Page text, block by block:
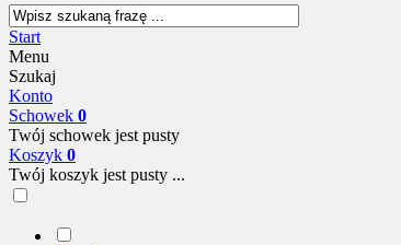
Start
Menu
Szukaj
Konto
Schowek 0
Twój schowek jest pusty
Koszyk 0
Twój koszyk jest pusty ...